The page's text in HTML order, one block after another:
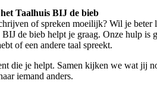
Taalhuis BIJ de bieb
of spreken moeilijk? Wil je beter
de bieb helpt je graag. Onze hulp is
of een andere taal spreekt.
die je helpt. Samen kijken we wat jij
iemand anders.